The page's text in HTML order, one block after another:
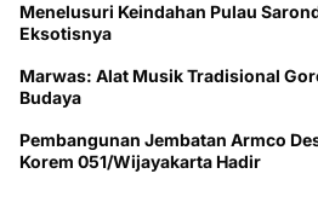
Menelusuri Keindahan Pulau
Eksotisnya
Marwas: Alat Musik Tradisional
Budaya
Pembangunan Jembatan Armco
Korem 051/Wijayakarta Hadir